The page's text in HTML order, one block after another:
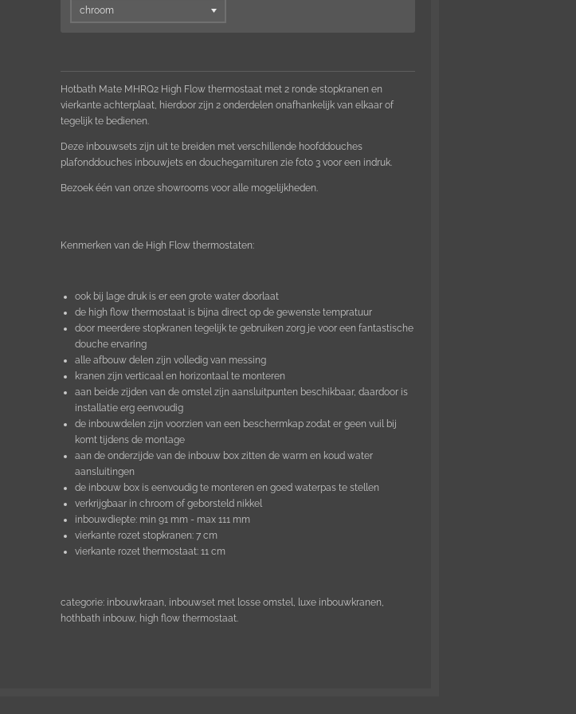
Hotbath Mate MHRQ2 High Flow thermostaat met 2 ronde stopkranen en
vierkante achterplaat, hierdoor zijn 2 onderdelen onafhankelijk van elkaar of
tegelijk te bedienen.
Deze inbouwsets zijn uit te breiden met verschillende hoofddouches
plafonddouches inbouwjets en douchegarnituren zie foto 3 voor een indruk.
Bezoek één van onze showrooms voor alle mogelijkheden.
Kenmerken van de High Flow thermostaten:
ook bij lage druk is er een grote water doorlaat
de high flow thermostaat is bijna direct op de gewenste tempratuur
door meerdere stopkranen tegelijk te gebruiken zorg je voor een fantastische
douche ervaring
alle afbouw delen zijn volledig van messing
kranen zijn verticaal en horizontaal te monteren
aan beide zijden van de omstel zijn aansluitpunten beschikbaar, daardoor is
installatie erg eenvoudig
de inbouwdelen zijn voorzien van een beschermkap zodat er geen vuil bij
komt tijdens de montage
aan de onderzijde van de inbouw box zitten de warm en koud water
aansluitingen
de inbouw box is eenvoudig te monteren en goed waterpas te stellen
verkrijgbaar in chroom of geborsteld nikkel
inbouwdiepte: min 91 mm - max 111 mm
vierkante rozet stopkranen: 7 cm
vierkante rozet thermostaat: 11 cm
categorie: inbouwkraan, inbouwset met losse omstel, luxe inbouwkranen,
hothbath inbouw, high flow thermostaat.